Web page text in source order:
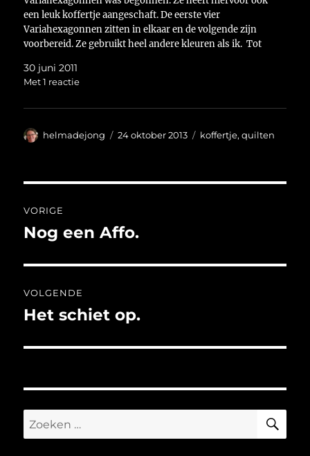
een leuk koffertje aangeschaft. De eerste vier
Variahexagonnen zitten in elkaar en de volgende zijn
voorbereid. Ze gebruikt heel andere kleuren als ik. Tot
30 juni 2011
Met 1 reactie
Auteur
helmadejong
Geplaatst
24 oktober 2013 Categorieën
koffertje,quilten
navigatie
VORIGE
Vorig
Nog een Affo.
VOLGENDE
Volgend
Het schiet op.
Zoeken
naar: